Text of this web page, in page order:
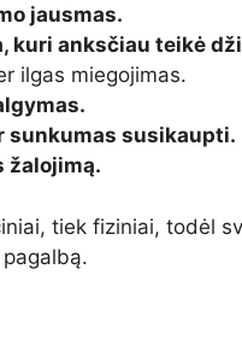
jausmas.
kuri anksčiau teikė
ilgas miegojimas.
sunkumas susikaupti.
žalojimą.
tiek fiziniai, todėl